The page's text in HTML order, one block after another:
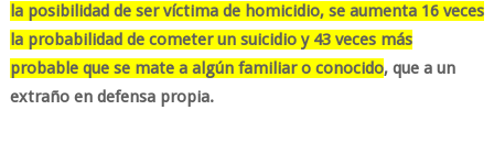
la posibilidad de ser víctima de homicidio, se aumenta 16 veces
la probabilidad de cometer un suicidio y 43 veces más
probable que se mate a algún familiar o conocido, que a un
extraño en defensa propia.